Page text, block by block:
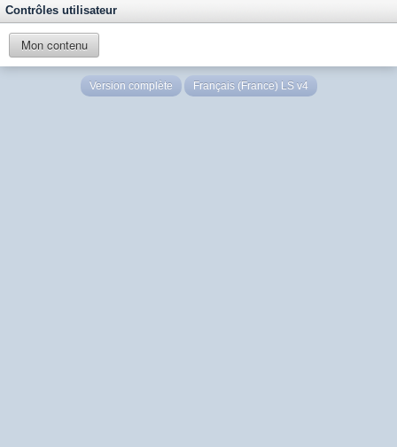
Contrôles utilisateur
Mon contenu
Version complète Français (France) LS v4